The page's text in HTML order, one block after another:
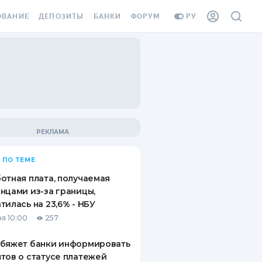
РУ
ВИНЬЕТКА
СОТРУДНИКОВ
ОТ
СЛУЧАЕВ
ДЕПОЗИТЫ
ВОПРОСЫ И ОТВЕТЫ
ПУТЕВОДИТЕЛИ ПО
СБЕРЕЖЕНИЯМ
БАНКИ ФОРУМ
ПО ТЕМЕ
плата, получаемая
из-за границы,
на 23,6% - НБУ
10:00 257
банки информировать
о статусе платежей